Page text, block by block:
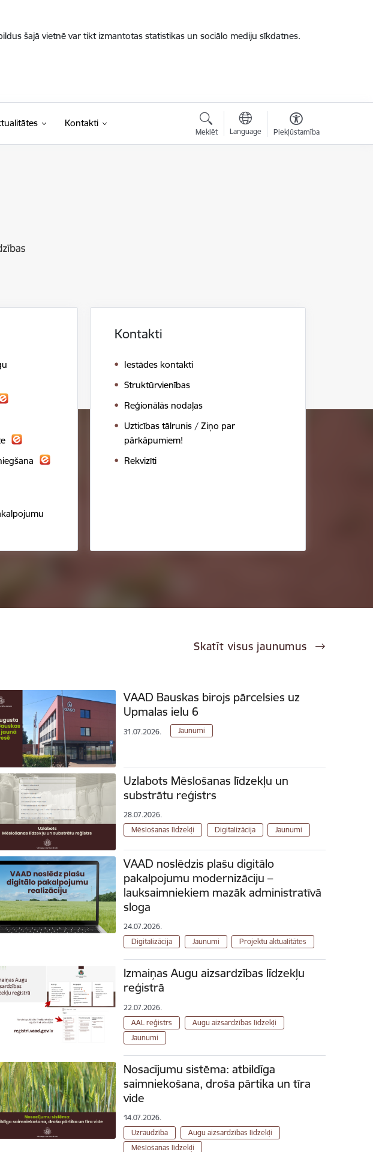
šajā vietnē var tikt izmantotas statistikas un sociālo mediju sīkdatnes.
Kontakti
Meklēt Language Piekļūstamība
Kontakti
Iestādes kontakti
Struktūrvienības
Reģionālās nodaļas
Uzticības tālrunis / Ziņo par
pārkāpumiem!
Rekvizīti
Skatīt visus jaunumus
VAAD Bauskas birojs pārcelsies uz
Upmalas ielu 6
31.07.2026. Jaunumi
Uzlabots Mēslošanas līdzekļu un
substrātu reģistrs
28.07.2026.
Mēslošanas līdzekļi
Digitalizācija Jaunumi
VAAD noslēdzis plašu digitālo
pakalpojumu modernizāciju –
lauksaimniekiem mazāk administratīvā
sloga
24.07.2026.
Digitalizācija
Jaunumi Projektu aktualitātes
Izmaiņas Augu aizsardzības līdzekļu
reģistrā
22.07.2026.
AAL reģistrs
Augu aizsardzības līdzekļi
Jaunumi
Nosacījumu sistēma: atbildīga
saimniekošana, droša pārtika un tīra
vide
14.07.2026.
Uzraudzība
Augu aizsardzības līdzekļi
Mēslošanas līdzekļi